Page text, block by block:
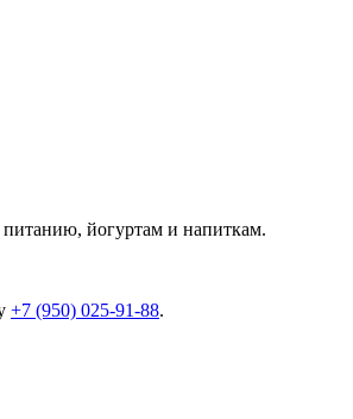
питанию, йогуртам и напиткам.
+7 (950) 025-91-88.